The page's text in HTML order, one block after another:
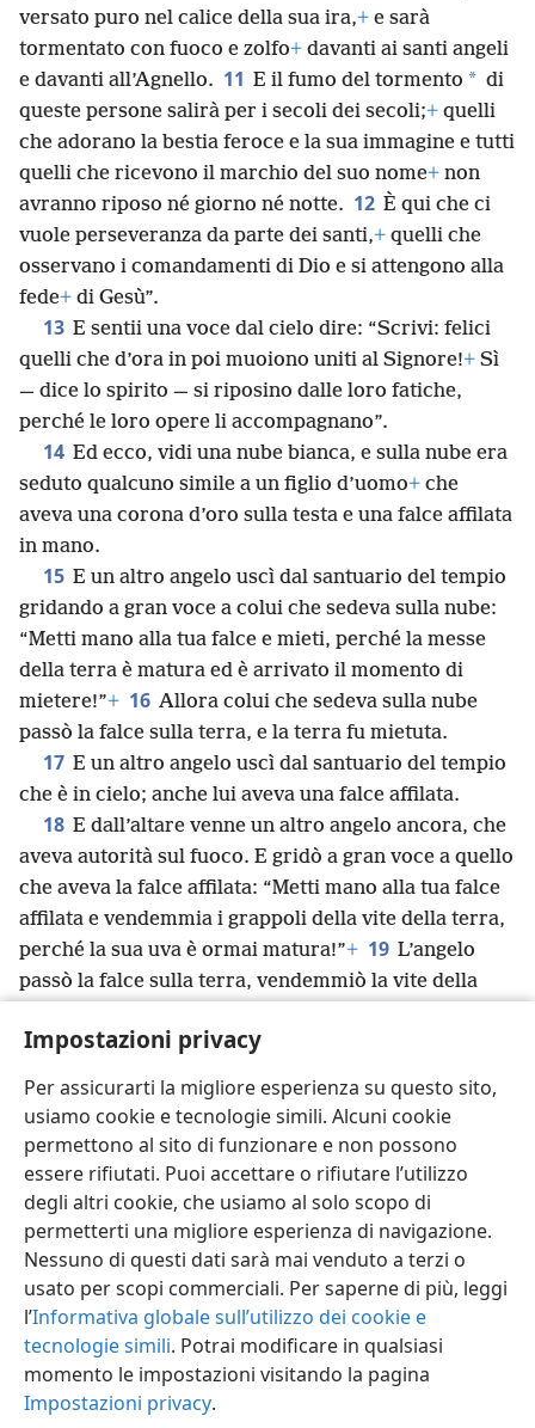
Impostazioni privacy
Per assicurarti la migliore esperienza su questo sito,
usiamo cookie e tecnologie simili. Alcuni cookie
permettono al sito di funzionare e non possono
essere rifiutati. Puoi accettare o rifiutare l’utilizzo
degli altri cookie, che usiamo al solo scopo di
permetterti una migliore esperienza di navigazione.
Nessuno di questi dati sarà mai venduto a terzi o
usato per scopi commerciali. Per saperne di più, leggi
l’Informativa globale sull’utilizzo dei cookie e
tecnologie simili. Potrai modificare in qualsiasi
momento le impostazioni visitando la pagina
Impostazioni privacy.
versato puro nel calice della sua ira,+ e sarà
tormentato con fuoco e zolfo+ davanti ai santi angeli
e davanti all’Agnello. 11 E il fumo del tormento * di
queste persone salirà per i secoli dei secoli;+ quelli
che adorano la bestia feroce e la sua immagine e tutti
quelli che ricevono il marchio del suo nome+ non
avranno riposo né giorno né notte. 12 È qui che ci
vuole perseveranza da parte dei santi,+ quelli che
osservano i comandamenti di Dio e si attengono alla
fede+ di Gesù”.
13 E sentii una voce dal cielo dire: “Scrivi: felici
quelli che d’ora in poi muoiono uniti al Signore!+ Sì
— dice lo spirito — si riposino dalle loro fatiche,
perché le loro opere li accompagnano”.
14 Ed ecco, vidi una nube bianca, e sulla nube era
seduto qualcuno simile a un figlio d’uomo+ che
aveva una corona d’oro sulla testa e una falce affilata
in mano.
15 E un altro angelo uscì dal santuario del tempio
gridando a gran voce a colui che sedeva sulla nube:
“Metti mano alla tua falce e mieti, perché la messe
della terra è matura ed è arrivato il momento di
mietere!”+ 16 Allora colui che sedeva sulla nube
passò la falce sulla terra, e la terra fu mietuta.
17 E un altro angelo uscì dal santuario del tempio
che è in cielo; anche lui aveva una falce affilata.
18 E dall’altare venne un altro angelo ancora, che
aveva autorità sul fuoco. E gridò a gran voce a quello
che aveva la falce affilata: “Metti mano alla tua falce
affilata e vendemmia i grappoli della vite della terra,
perché la sua uva è ormai matura!”+ 19 L’angelo
passò la falce sulla terra, vendemmiò la vite della
20 L’uva fu pigiata nel torchio fuori dalla città, e il
sangue che uscì dal torchio arrivava alle briglie dei
cavalli fino a una distanza di 1.600 stadi. *
Italiano Condividi Impostazioni
Copyright© 2026 Watch Tower Bible and Tract Society of Pennsylvania
Condizioni d’uso Informativa sulla privacy
Impostazioni privacy
JW.ORG
Accedi